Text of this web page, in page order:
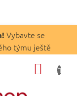
Vybavte se
týmu ještě